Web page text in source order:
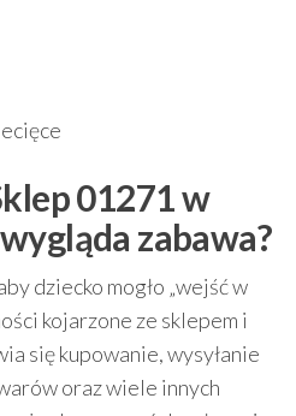
01271 w
zabawa?
dziecko mogło „wejść w
kojarzone ze sklepem i
się kupowanie, wysyłanie
oraz wiele innych